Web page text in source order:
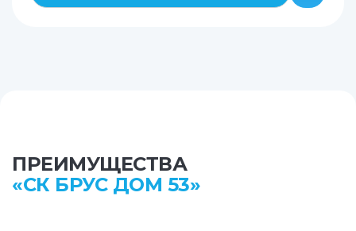
ПРЕИМУЩЕСТВА
«СК БРУС ДОМ 53»